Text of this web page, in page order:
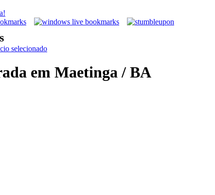
selecionado
em Maetinga / BA